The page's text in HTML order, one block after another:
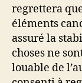
regrettera
éléments
assuré la
choses ne
louable de